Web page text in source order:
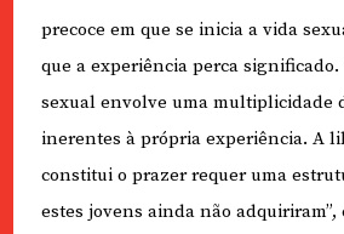
precoce em que se inicia a vida
que a experiência perca significado.
sexual envolve uma multiplicidade
inerentes à própria experiência. A
constitui o prazer requer uma
estes jovens ainda não adquiriram”,